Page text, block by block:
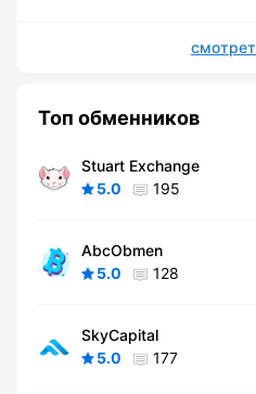
Топ обменников
Stuart Exchange
5.0
195
AbcObmen
5.0
128
SkyCapital
5.0
177